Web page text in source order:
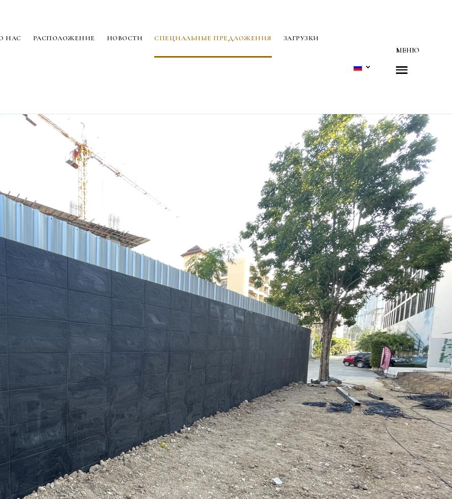
НАС РАСПОЛОЖЕНИЕ НОВОСТИ СПЕЦИАЛЬНЫЕ ПРЕДЛОЖЕНИЯ ЗАГРУЗКИ
МЕНЮ